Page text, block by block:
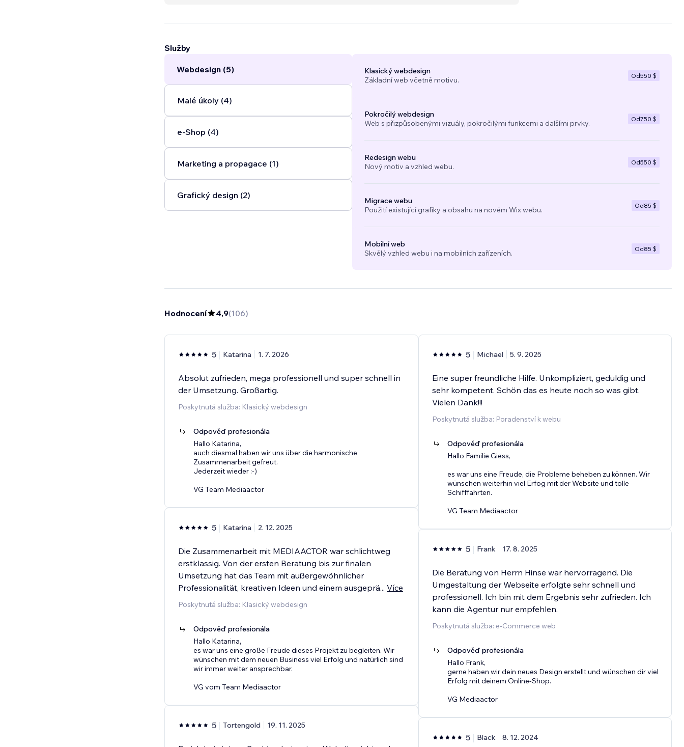
Služby
Webdesign (5)
Malé úkoly (4)
e‑Shop (4)
Marketing a propagace (1)
Grafický design (2)
Klasický webdesign
Základní web včetně motivu.
Od550 $
Pokročilý webdesign
Web s přizpůsobenými vizuály, pokročilými funkcemi a dalšími prvky.
Od750 $
Redesign webu
Nový motiv a vzhled webu.
Od550 $
Migrace webu
Použití existující grafiky a obsahu na novém Wix webu.
Od85 $
Mobilní web
Skvělý vzhled webu i na mobilních zařízeních.
Od85 $
Hodnocení 4,9(106)
5 Katarina 1. 7. 2026
Absolut zufrieden, mega professionell und super schnell in
der Umsetzung. Großartig.
Poskytnutá služba: Klasický webdesign
Odpověď profesionála
Hallo Katarina,
auch diesmal haben wir uns über die harmonische
Zusammenarbeit gefreut.
Jederzeit wieder :-)
VG Team Mediaactor
5 Katarina 2. 12. 2025
Die Zusammenarbeit mit MEDIAACTOR war schlichtweg
erstklassig. Von der ersten Beratung bis zur finalen
Umsetzung hat das Team mit außergewöhnlicher
Professionalität, kreativen Ideen und einem ausgeprä... Více
Poskytnutá služba: Klasický webdesign
Odpověď profesionála
Hallo Katarina,
es war uns eine große Freude dieses Projekt zu begleiten. Wir
wünschen mit dem neuen Business viel Erfolg und natürlich sind
wir immer weiter ansprechbar.
VG vom Team Mediaactor
5 Tortengold 19. 11. 2025
5 Michael 5. 9. 2025
Eine super freundliche Hilfe. Unkompliziert, geduldig und
sehr kompetent. Schön das es heute noch so was gibt.
Vielen Dank!!!
Poskytnutá služba: Poradenství k webu
Odpověď profesionála
Hallo Familie Giess,
es war uns eine Freude, die Probleme beheben zu können. Wir
wünschen weiterhin viel Erfog mit der Website und tolle
Schifffahrten.
VG Team Mediaactor
5 Frank 17. 8. 2025
Die Beratung von Herrn Hinse war hervorragend. Die
Umgestaltung der Webseite erfolgte sehr schnell und
professionell. Ich bin mit dem Ergebnis sehr zufrieden. Ich
kann die Agentur nur empfehlen.
Poskytnutá služba: e‑Commerce web
Odpověď profesionála
Hallo Frank,
gerne haben wir dein neues Design erstellt und wünschen dir viel
Erfolg mit deinem Online-Shop.
VG Mediaactor
5 Black 8. 12. 2024